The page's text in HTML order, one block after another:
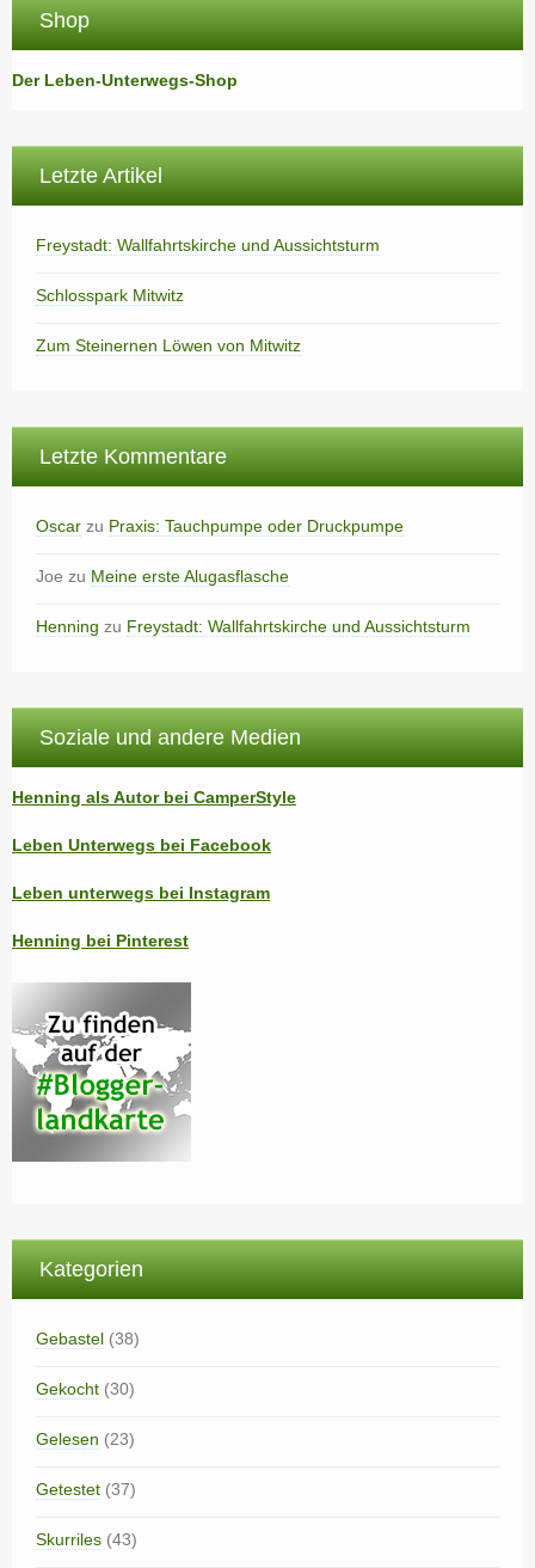
Shop
Der Leben-Unterwegs-Shop
Letzte Artikel
Freystadt: Wallfahrtskirche und Aussichtsturm
Schlosspark Mitwitz
Zum Steinernen Löwen von Mitwitz
Letzte Kommentare
Oscar zu Praxis: Tauchpumpe oder Druckpumpe
Joe zu Meine erste Alugasflasche
Henning zu Freystadt: Wallfahrtskirche und Aussichtsturm
Soziale und andere Medien
Henning als Autor bei CamperStyle
Leben Unterwegs bei Facebook
Leben unterwegs bei Instagram
Henning bei Pinterest
Kategorien
Gebastel (38)
Gekocht (30)
Gelesen (23)
Getestet (37)
Skurriles (43)